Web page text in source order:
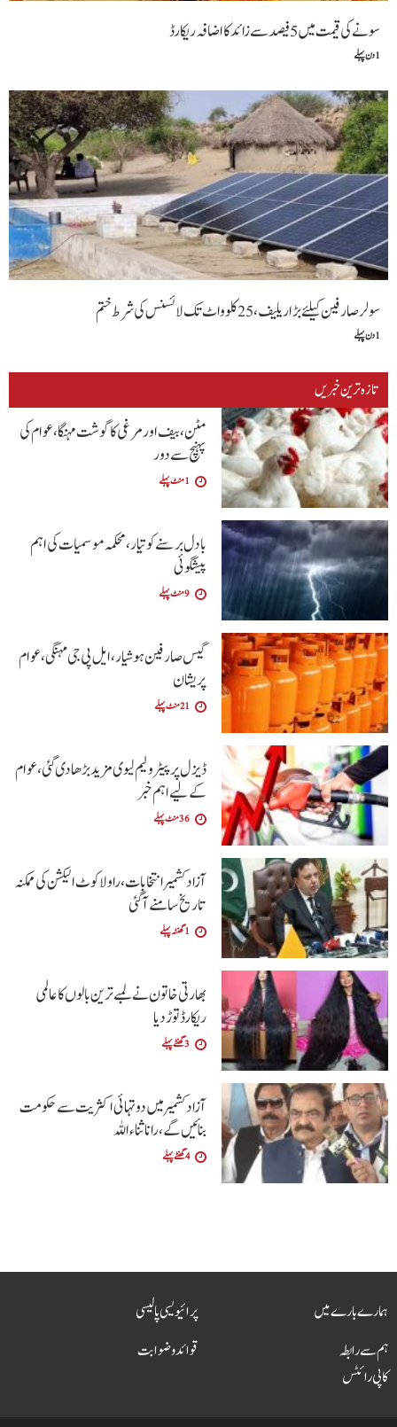
سونے کی قیمت میں 5 فیصد سے زائد کا اضافہ ریکارڈ
1 دن پہلے
سولر صارفین کیلئے بڑا ریلیف، 25 کلوواٹ تک لائسنس کی شرط ختم
1 دن پہلے
تازہ ترین خبریں
مٹن، بیف اور مرغی کا گوشت مہنگا، عوام کی
پہنچ سے دور
1 منٹ پہلے
بادل برسنے کو تیار، محکمہ موسمیات کی اہم
پیشگوئی
9 منٹ پہلے
گیس صارفین ہوشیار، ایل پی جی مہنگی، عوام
پریشان
21 منٹ پہلے
ڈیزل پر پیٹرولیم لیوی مزید بڑھا دی گئی،عوام
کے لیے اہم خبر
36 منٹ پہلے
آزاد کشمیر انتخابات، راولاکوٹ الیکشن کی ممکنہ
تاریخ سامنے آگئی
1 گھنٹہ پہلے
بھارتی خاتون نے لمبے ترین بالوں کا عالمی
ریکارڈ توڑ دیا
3 گھنٹے پہلے
آزاد کشمیر میں دو تہائی اکثریت سے حکومت
بنائیں گے ،رانا ثناء اللہ
4 گھنٹے پہلے
ہمارے بارے میں
ہم سے رابطہ
پرائیویسی پالیسی
قوائد و ضوابت
کاپی رائٹس